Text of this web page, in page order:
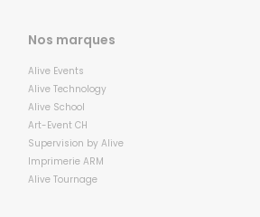
Nos marques
Alive Events
Alive Technology
Alive School
Art-Event CH
Supervision by Alive
Imprimerie ARM
Alive Tournage